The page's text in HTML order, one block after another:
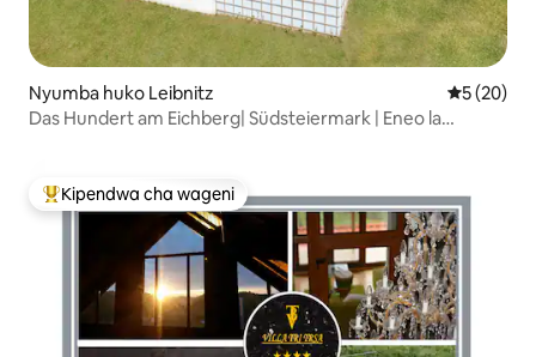
Nyumba huko Leibnitz Ukadiriaji
5 (20)
Das Hundert am Eichberg| Südsteiermark | Eneo la
Kipendwa maarufu cha wageni
Kipendwa cha wageni